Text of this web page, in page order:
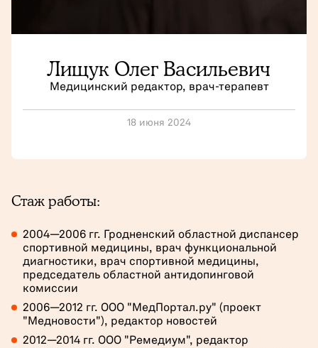
Лищук Олег Васильевич
Медицинский редактор, врач-терапевт
18 июня 2024
Стаж работы:
2004—2006 гг. Гродненский областной диспансер
спортивной медицины, врач функциональной
диагностики, врач спортивной медицины,
председатель областной антидопинговой
комиссии
2006—2012 гг. ООО "МедПортал.ру" (проект
"Медновости"), редактор новостей
2012—2014 гг. OOO "Ремедиум", редактор